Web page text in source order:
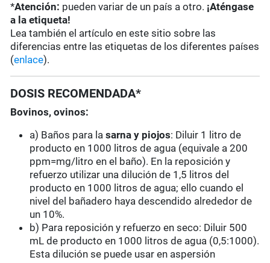
*Atención: pueden variar de un país a otro. ¡Aténgase
a la etiqueta!
Lea también el artículo en este sitio sobre las
diferencias entre las etiquetas de los diferentes países
(enlace).
DOSIS RECOMENDADA*
Bovinos, ovinos:
a) Baños para lasarna y piojos: Diluir 1 litro de
producto en 1000 litros de agua (equivale a 200
ppm=mg/litro en el baño). En la reposición y
refuerzo utilizar una dilución de 1,5 litros del
producto en 1000 litros de agua; ello cuando el
nivel del bañadero haya descendido alrededor de
un 10%.
b) Para reposición y refuerzo en seco: Diluir 500
mL de producto en 1000 litros de agua (0,5:1000).
Esta dilución se puede usar en aspersión